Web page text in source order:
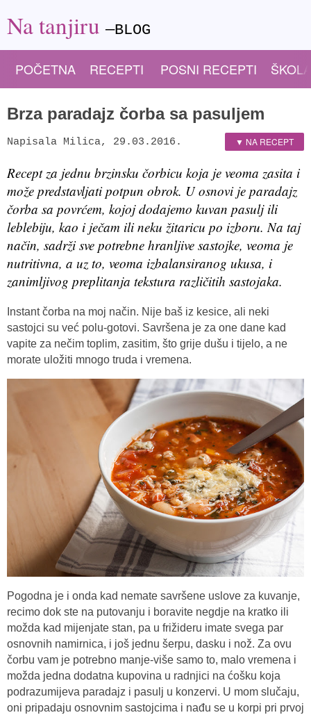
Na tanjiru—BLOG
POČETNA RECEPTI POSNI RECEPTI
Brza paradajz čorba sa pasuljem
▼ NA RECEPT
Napisala Milica, 29.03.2016.
Recept za jednu brzinsku čorbicu koja je veoma zasita i
može predstavljati potpun obrok. U osnovi je paradajz
čorba sa povrćem, kojoj dodajemo kuvan pasulj ili
leblebiju, kao i ječam ili neku žitaricu po izboru. Na taj
način, sadrži sve potrebne hranljive sastojke, veoma je
nutritivna, a uz to, veoma izbalansiranog ukusa, i
zanimljivog preplitanja tekstura različitih sastojaka.
Instant čorba na moj način. Nije baš iz kesice, ali neki
sastojci su već polu-gotovi. Savršena je za one dane kad
vapite za nečim toplim, zasitim, što grije dušu i tijelo, a ne
morate uložiti mnogo truda i vremena.
Pogodna je i onda kad nemate savršene uslove za kuvanje,
recimo dok ste na putovanju i boravite negdje na kratko ili
možda kad mijenjate stan, pa u frižideru imate svega par
osnovnih namirnica, i još jednu šerpu, dasku i nož. Za ovu
čorbu vam je potrebno manje-više samo to, malo vremena i
možda jedna dodatna kupovina u radnjici na ćošku koja
podrazumijeva paradajz i pasulj u konzervi. U mom slučaju,
oni pripadaju osnovnim sastojcima i nađu se u korpi pri prvoj